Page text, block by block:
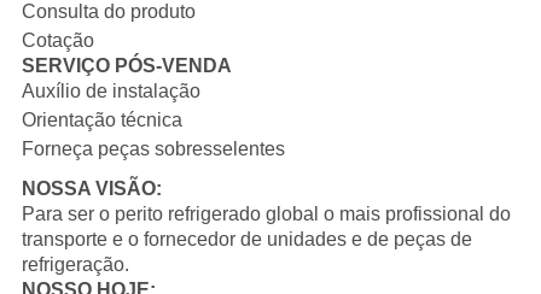
Consulta do produto
Cotação
SERVIÇO PÓS-VENDA
Auxílio de instalação
Orientação técnica
Forneça peças sobresselentes
NOSSA VISÃO:
Para ser o perito refrigerado global o mais profissional do
transporte e o fornecedor de unidades e de peças de
refrigeração.